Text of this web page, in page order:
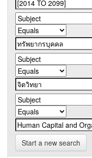
Start a new search